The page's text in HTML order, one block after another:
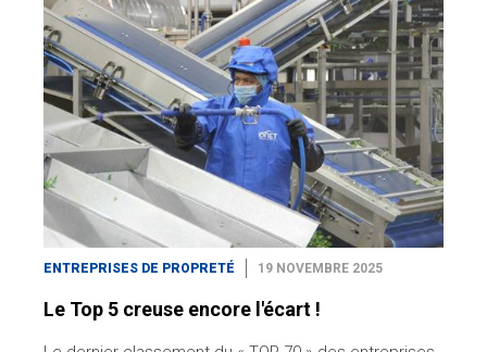
ENTREPRISES DE PROPRETÉ 19 NOVEMBRE 2025
Le Top 5 creuse encore l'écart !